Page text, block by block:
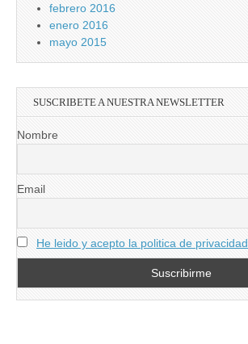
febrero 2016
enero 2016
mayo 2015
SUSCRIBETE A NUESTRA NEWSLETTER
Nombre
Email
He leido y acepto la politica de privacidad